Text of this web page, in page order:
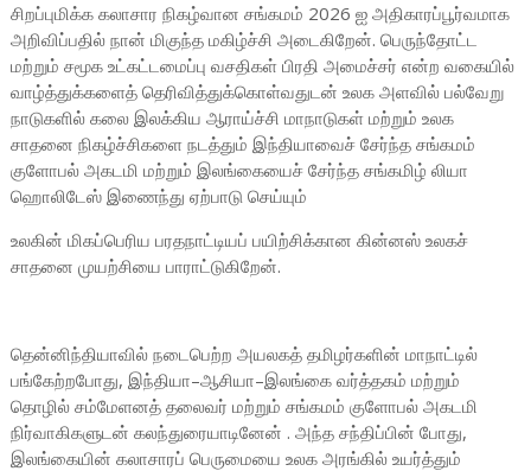
சிறப்புமிக்க கலாசார நிகழ்வான சங்கமம் 2026 ஐ அதிகாரப்பூர்வமாக
அறிவிப்பதில் நான் மிகுந்த மகிழ்ச்சி அடைகிறேன். பெருந்தோட்ட
மற்றும் சமூக உட்கட்டமைப்பு வசதிகள் பிரதி அமைச்சர் என்ற வகையில்
வாழ்த்துக்களைத் தெரிவித்துக்கொள்வதுடன் உலக அளவில் பல்வேறு
நாடுகளில் கலை இலக்கிய ஆராய்ச்சி மாநாடுகள் மற்றும் உலக
சாதனை நிகழ்ச்சிகளை நடத்தும் இந்தியாவைச் சேர்ந்த சங்கமம்
குளோபல் அகடமி மற்றும் இலங்கையைச் சேர்ந்த சங்கமிழ் லியா
ஹொலிடேஸ் இணைந்து ஏற்பாடு செய்யும்
உலகின் மிகப்பெரிய பரதநாட்டியப் பயிற்சிக்கான கின்னஸ் உலகச்
சாதனை முயற்சியை பாராட்டுகிறேன்.
தென்னிந்தியாவில் நடைபெற்ற அயலகத் தமிழர்களின் மாநாட்டில்
பங்கேற்றபோது, இந்தியா–ஆசியா–இலங்கை வர்த்தகம் மற்றும்
தொழில் சம்மேளனத் தலைவர் மற்றும் சங்கமம் குளோபல் அகடமி
நிர்வாகிகளுடன் கலந்துரையாடினேன் . அந்த சந்திப்பின் போது,
இலங்கையின் கலாசாரப் பெருமையை உலக அரங்கில் உயர்த்தும்